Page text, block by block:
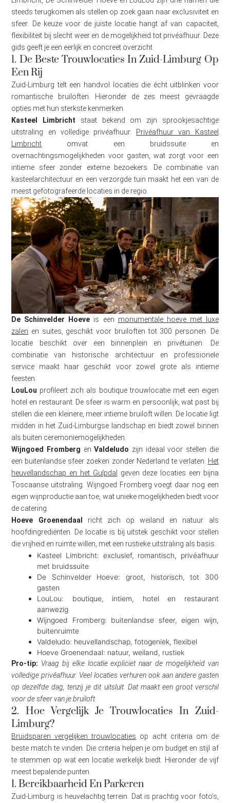
steeds terugkomen als stellen op zoek gaan naar exclusiviteit en
sfeer. De keuze voor de juiste locatie hangt af van capaciteit,
flexibiliteit bij slecht weer en de mogelijkheid tot privéafhuur. Deze
gids geeft je een eerlijk en concreet overzicht.
1. De Beste Trouwlocaties In Zuid-Limburg Op
Een Rij
Zuid-Limburg telt een handvol locaties die écht uitblinken voor
romantische bruiloften. Hieronder de zes meest gevraagde
opties met hun sterkste kenmerken.
Kasteel Limbricht staat bekend om zijn sprookjesachtige
uitstraling en volledige privéafhuur.
Privéafhuur van Kasteel
Limbricht omvat een bruidssuite en
overnachtingsmogelijkheden voor gasten, wat zorgt voor een
intieme sfeer zonder externe bezoekers. De combinatie van
kasteelarchitectuur en een verzorgde tuin maakt het een van de
meest gefotografeerde locaties in de regio.
De Schinvelder Hoeve is een monumentale hoeve met luxe
zalen en suites, geschikt voor bruiloften tot 300 personen. De
locatie beschikt over een binnenplein en privétuinen. De
combinatie van historische architectuur en professionele
service maakt haar geschikt voor zowel grote als intieme
feesten.
LouLou profileert zich als boutique trouwlocatie met een eigen
hotel en restaurant. De sfeer is warm en persoonlijk, wat past bij
stellen die een kleinere, meer intieme bruiloft willen. De locatie ligt
midden in het Zuid-Limburgse landschap en biedt zowel binnen
als buiten ceremoniemogelijkheden.
Wijngoed Fromberg enValdeludo zijn ideaal voor stellen die
een buitenlandse sfeer zoeken zonder Nederland te verlaten. Het
heuvellandschap en het Gulpdal
geven deze locaties een bijna
Toscaanse uitstraling. Wijngoed Fromberg voegt daar nog een
eigen wijnproductie aan toe, wat unieke mogelijkheden biedt voor
de catering.
Hoeve Groenendaal
richt zich op weiland en natuur als
hoofdingrediënten. De locatie is bij uitstek geschikt voor stellen
die vrijheid en ruimte willen, met een rustieke uitstraling als basis.
Kasteel Limbricht: exclusief, romantisch, privéafhuur
met bruidssuite
De Schinvelder Hoeve: groot, historisch, tot 300
gasten
LouLou: boutique, intiem, hotel en restaurant
aanwezig
Wijngoed Fromberg: buitenlandse sfeer, eigen wijn,
buitenruimte
Valdeludo: heuvellandschap, fotogeniek, flexibel
Hoeve Groenendaal: natuur, weiland, rustiek
Pro-tip: Vraag bij elke locatie expliciet naar de mogelijkheid van
volledige privéafhuur. Veel locaties verhuren ook aan andere gasten
op dezelfde dag, tenzij je dit uitsluit. Dat maakt een groot verschil
voor de sfeer van je bruiloft.
2. Hoe Vergelijk Je Trouwlocaties In Zuid-
Limburg?
Bruidsparen vergelijken trouwlocaties op acht criteria om de
beste match te vinden. Die criteria helpen je om budget en stijl af
te stemmen op wat een locatie werkelijk biedt. Hieronder de vijf
meest bepalende punten.
1. Bereikbaarheid En Parkeren
Zuid-Limburg is heuvelachtig terrein. Dat is prachtig voor foto’s,